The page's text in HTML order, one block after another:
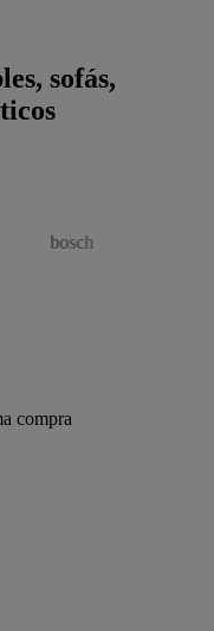
sofás,
compra